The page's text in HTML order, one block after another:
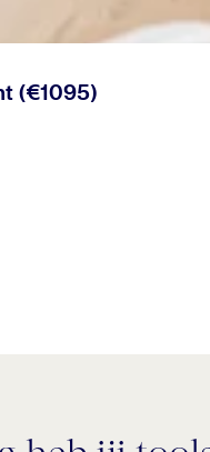
(€1095)